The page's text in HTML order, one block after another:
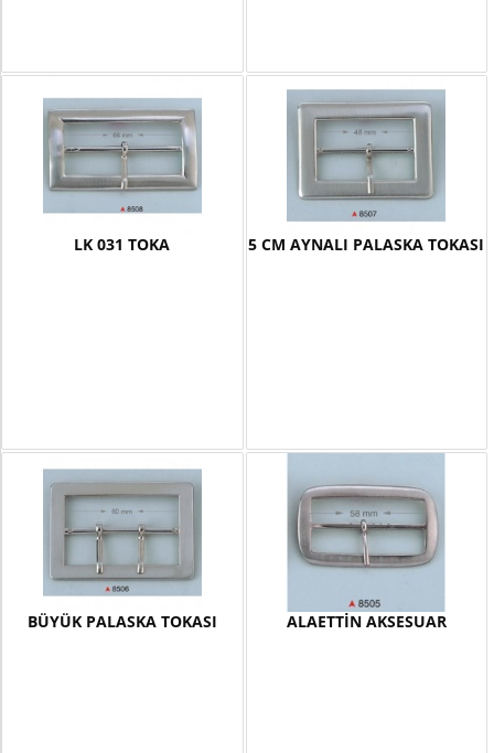
LK 031 TOKA 5 CM AYNALI PALASKA TOKASI
BÜYÜK PALASKA TOKASI ALAETTİN AKSESUAR